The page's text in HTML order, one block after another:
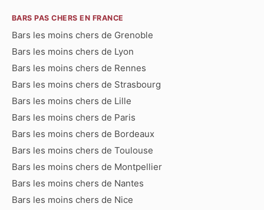
BARS PAS CHERS EN FRANCE
Bars les moins chers de Grenoble
Bars les moins chers de Lyon
Bars les moins chers de Rennes
Bars les moins chers de Strasbourg
Bars les moins chers de Lille
Bars les moins chers de Paris
Bars les moins chers de Bordeaux
Bars les moins chers de Toulouse
Bars les moins chers de Montpellier
Bars les moins chers de Nantes
Bars les moins chers de Nice